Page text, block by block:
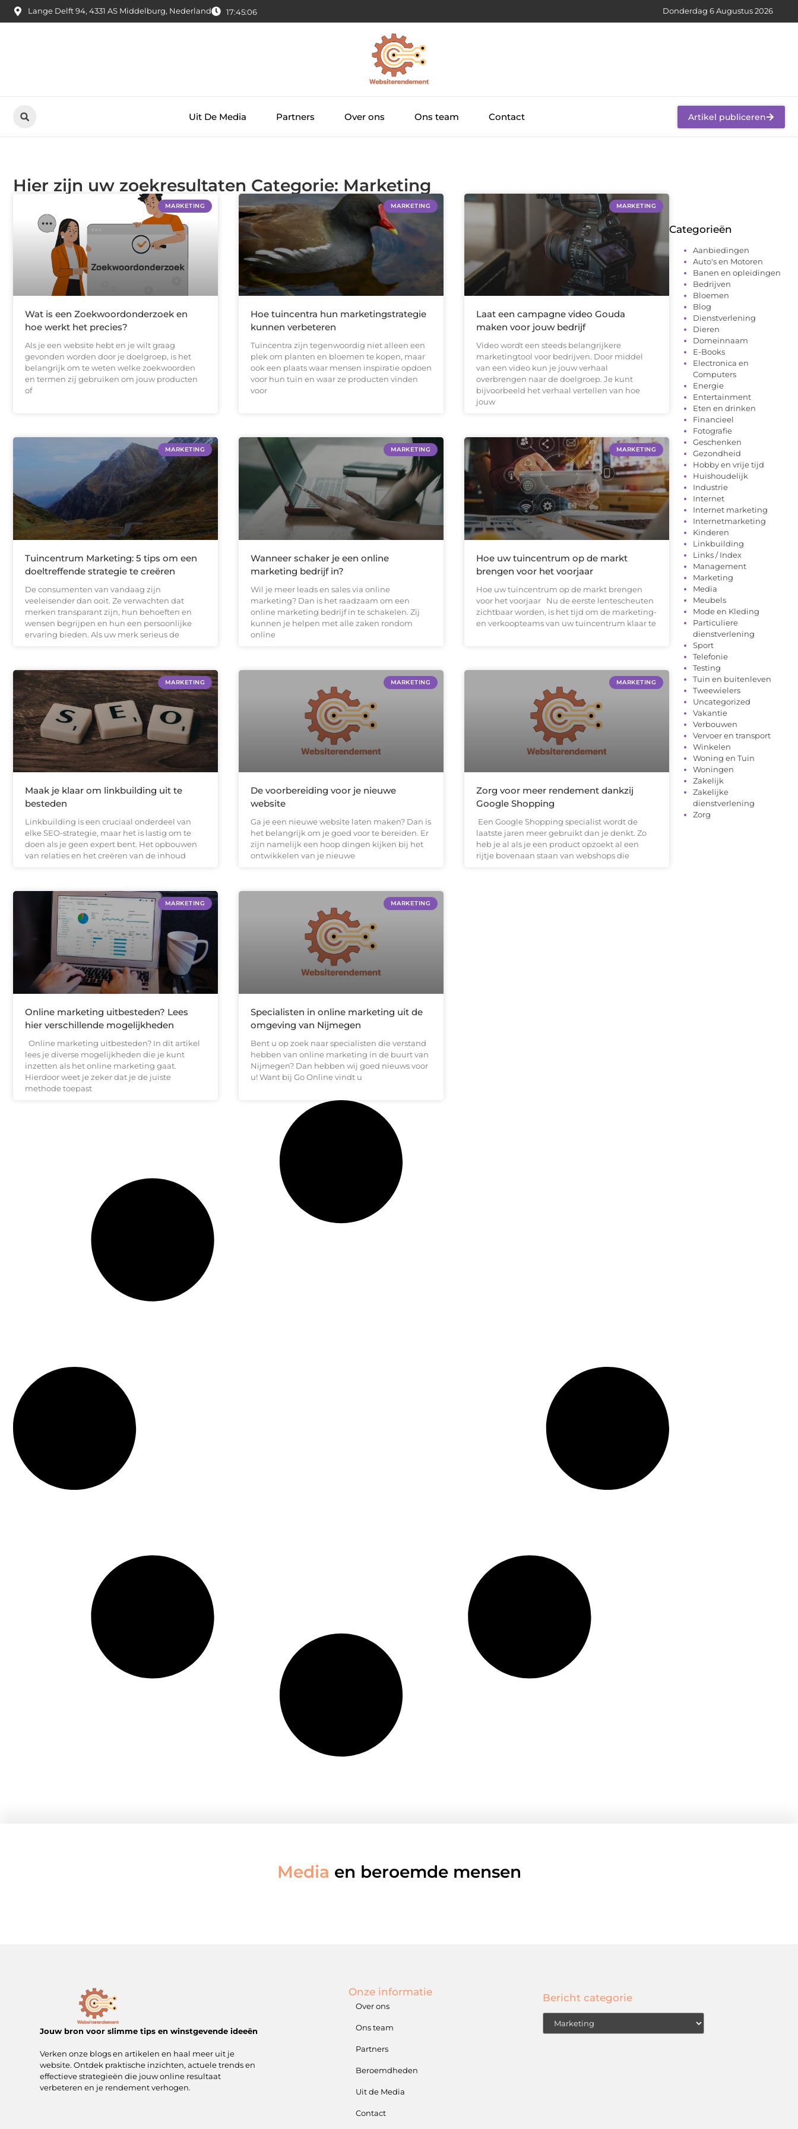
Lange Delft 94, 4331 AS Middelburg, Nederland 17:45:07 Donderdag 6 Augustus 2026
Uit De Media Partners Over ons Ons team Contact Artikel publiceren
Hier zijn uw zoekresultaten Categorie: Marketing
MARKETING
Wat is een Zoekwoordonderzoek en
hoe werkt het precies?
Als je een website hebt en je wilt graag
gevonden worden door je doelgroep, is het
belangrijk om te weten welke zoekwoorden
en termen zij gebruiken om jouw producten
of
MARKETING
Hoe tuincentra hun marketingstrategie
kunnen verbeteren
Tuincentra zijn tegenwoordig niet alleen een
plek om planten en bloemen te kopen, maar
ook een plaats waar mensen inspiratie opdoen
voor hun tuin en waar ze producten vinden
voor
MARKETING
Laat een campagne video Gouda
maken voor jouw bedrijf
Video wordt een steeds belangrijkere
marketingtool voor bedrijven. Door middel
van een video kun je jouw verhaal
overbrengen naar de doelgroep. Je kunt
bijvoorbeeld het verhaal vertellen van hoe
jouw
MARKETING
Tuincentrum Marketing: 5 tips om een
doeltreffende strategie te creëren
De consumenten van vandaag zijn
veeleisender dan ooit. Ze verwachten dat
merken transparant zijn, hun behoeften en
wensen begrijpen en hun een persoonlijke
ervaring bieden. Als uw merk serieus de
MARKETING
Wanneer schaker je een online
marketing bedrijf in?
Wil je meer leads en sales via online
marketing? Dan is het raadzaam om een
online marketing bedrijf in te schakelen. Zij
kunnen je helpen met alle zaken rondom
online
MARKETING
Hoe uw tuincentrum op de markt
brengen voor het voorjaar
Hoe uw tuincentrum op de markt brengen
voor het voorjaar Nu de eerste lentescheuten
zichtbaar worden, is het tijd om de marketing-
en verkoopteams van uw tuincentrum klaar te
MARKETING
Maak je klaar om linkbuilding uit te
besteden
Linkbuilding is een cruciaal onderdeel van
elke SEO-strategie, maar het is lastig om te
doen als je geen expert bent. Het opbouwen
van relaties en het creëren van de inhoud
MARKETING
De voorbereiding voor je nieuwe
website
Ga je een nieuwe website laten maken? Dan is
het belangrijk om je goed voor te bereiden. Er
zijn namelijk een hoop dingen kijken bij het
ontwikkelen van je nieuwe
MARKETING
Zorg voor meer rendement dankzij
Google Shopping
Een Google Shopping specialist wordt de
laatste jaren meer gebruikt dan je denkt. Zo
heb je al als je een product opzoekt al een
rijtje bovenaan staan van webshops die
MARKETING
Online marketing uitbesteden? Lees
hier verschillende mogelijkheden
Online marketing uitbesteden? In dit artikel
lees je diverse mogelijkheden die je kunt
inzetten als het online marketing gaat.
Hierdoor weet je zeker dat je de juiste
methode toepast
MARKETING
Specialisten in online marketing uit de
omgeving van Nijmegen
Bent u op zoek naar specialisten die verstand
hebben van online marketing in de buurt van
Nijmegen? Dan hebben wij goed nieuws voor
u! Want bij Go Online vindt u
Categorieën
Aanbiedingen
Auto's en Motoren
Banen en opleidingen
Bedrijven
Bloemen
Blog
Dienstverlening
Dieren
Domeinnaam
E-Books
Electronica en
Computers
Energie
Entertainment
Eten en drinken
Financieel
Fotografie
Geschenken
Gezondheid
Hobby en vrije tijd
Huishoudelijk
Industrie
Internet
Internet marketing
Internetmarketing
Kinderen
Linkbuilding
Links / Index
Management
Marketing
Media
Meubels
Mode en Kleding
Particuliere
dienstverlening
Sport
Telefonie
Testing
Tuin en buitenleven
Tweewielers
Uncategorized
Vakantie
Verbouwen
Vervoer en transport
Winkelen
Woning en Tuin
Woningen
Zakelijk
Zakelijke
dienstverlening
Zorg
Media en beroemde mensen
Jouw bron voor slimme tips en winstgevende ideeën
Verken onze blogs en artikelen en haal meer uit je
website. Ontdek praktische inzichten, actuele trends en
effectieve strategieën die jouw online resultaat
verbeteren en je rendement verhogen.
Onze informatie
Over ons
Ons team
Partners
Beroemdheden
Uit de Media
Contact
Bericht categorie